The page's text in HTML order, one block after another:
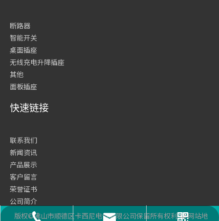
断路器
智能开关
桌面插座
无线充电升降插座
其他
面板插座
座机号码
邮箱
二维码
快速链接
联系我们
新闻资讯
产品展示
客户留言
荣誉证书
公司简介
网站首页
版权©佛山市顺德区卡西尼电气有限公司保留所有权利 网站地